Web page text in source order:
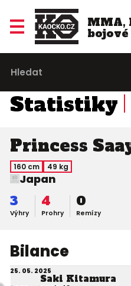
MMA,
Statistiky
Princess
160 cm 49 kg
Japan
Výhry
3
Prohry
4
Remízy
0
Bilance
25. 05. 2025
Saki Kitamura